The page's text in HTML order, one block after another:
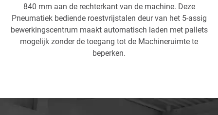
840 mm aan de rechterkant van de machine. Deze
Pneumatiek bediende roestvrijstalen deur van het 5-assig
bewerkingscentrum maakt automatisch laden met pallets
mogelijk zonder de toegang tot de Machineruimte te
beperken.